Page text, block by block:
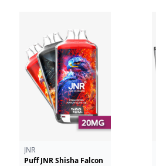
JNR
Puff JNR Shisha Falcon